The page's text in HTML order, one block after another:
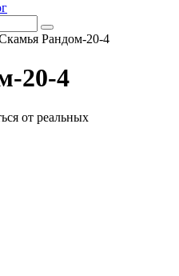
Рандом-20-4
20-4
от реальных